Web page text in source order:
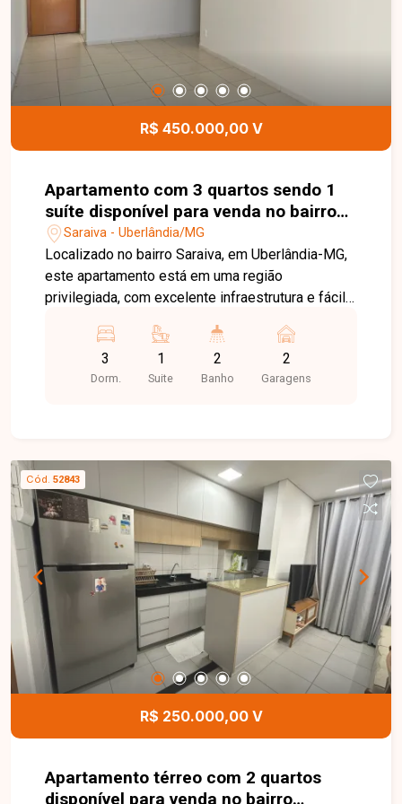
imóvel completo, bem localizado e pronto para
morar. Entre em contato para mais informações e
agende sua visita!
R$ 450.000,00 V
Apartamento com 3 quartos sendo 1
suíte disponível para venda no bairro
Saraiva em Uberlândia-MG.
Saraiva - Uberlândia/MG
Localizado no bairro Saraiva, em Uberlândia-MG,
este apartamento está em uma região
privilegiada, com excelente infraestrutura e fácil
supermercados, escolas, universidades,
farmácias, restaurantes e diversos comércios e
serviços, o bairro oferece praticidade, conforto e
03 quartos, sendo 01 suíte, banheiro social com
armário e box, cozinha, lavanderia e ambientes
bem planejados, proporcionando conforto e
funcionalidade para o dia a dia. Esta é uma
excelente oportunidade para quem busca um
apartamento espaçoso, bem localizado e ideal
para morar com qualidade no bairro Saraiva.
Agende uma visita e venha conhecer todos os
detalhes deste imóvel.
3
Dorm.
1
Suite
2
Banho
2
Garagens
Cód. 52843
R$ 250.000,00 V
Apartamento térreo com 2 quartos
disponível para venda no bairro